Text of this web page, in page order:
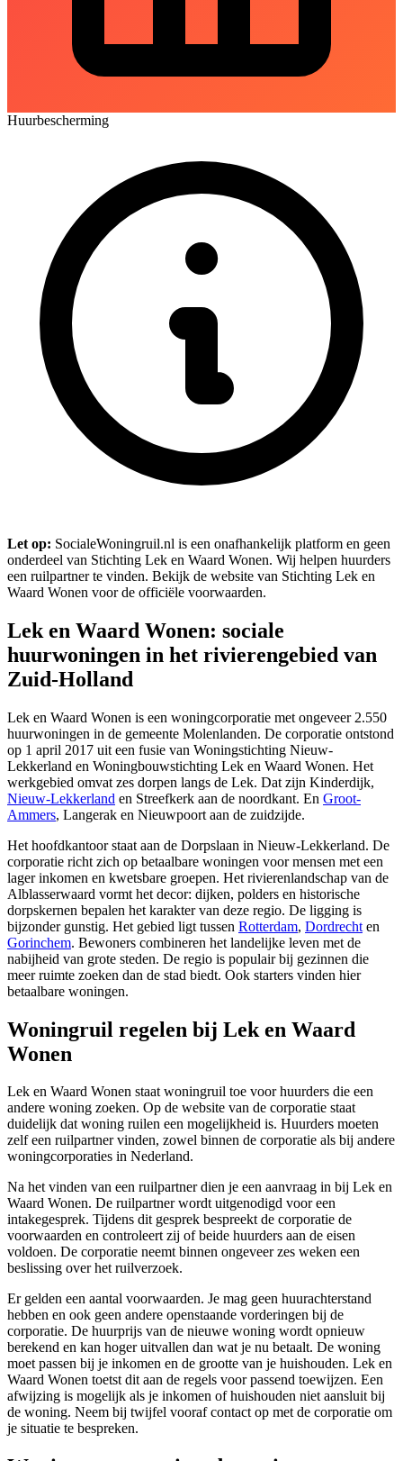
Huurbescherming
Let op: SocialeWoningruil.nl is een onafhankelijk platform en geen
onderdeel van Stichting Lek en Waard Wonen. Wij helpen huurders
een ruilpartner te vinden. Bekijk de website van Stichting Lek en
Waard Wonen voor de officiële voorwaarden.
Lek en Waard Wonen: sociale
huurwoningen in het rivierengebied van
Zuid-Holland
Lek en Waard Wonen is een woningcorporatie met ongeveer 2.550
huurwoningen in de gemeente Molenlanden. De corporatie ontstond
op 1 april 2017 uit een fusie van Woningstichting Nieuw-
Lekkerland en Woningbouwstichting Lek en Waard Wonen. Het
werkgebied omvat zes dorpen langs de Lek. Dat zijn Kinderdijk,
Nieuw-Lekkerland en Streefkerk aan de noordkant. En Groot-
Ammers, Langerak en Nieuwpoort aan de zuidzijde.
Het hoofdkantoor staat aan de Dorpslaan in Nieuw-Lekkerland. De
corporatie richt zich op betaalbare woningen voor mensen met een
lager inkomen en kwetsbare groepen. Het rivierenlandschap van de
Alblasserwaard vormt het decor: dijken, polders en historische
dorpskernen bepalen het karakter van deze regio. De ligging is
bijzonder gunstig. Het gebied ligt tussen Rotterdam, Dordrecht en
Gorinchem. Bewoners combineren het landelijke leven met de
nabijheid van grote steden. De regio is populair bij gezinnen die
meer ruimte zoeken dan de stad biedt. Ook starters vinden hier
betaalbare woningen.
Woningruil regelen bij Lek en Waard
Wonen
Lek en Waard Wonen staat woningruil toe voor huurders die een
andere woning zoeken. Op de website van de corporatie staat
duidelijk dat woning ruilen een mogelijkheid is. Huurders moeten
zelf een ruilpartner vinden, zowel binnen de corporatie als bij andere
woningcorporaties in Nederland.
Na het vinden van een ruilpartner dien je een aanvraag in bij Lek en
Waard Wonen. De ruilpartner wordt uitgenodigd voor een
intakegesprek. Tijdens dit gesprek bespreekt de corporatie de
voorwaarden en controleert zij of beide huurders aan de eisen
voldoen. De corporatie neemt binnen ongeveer zes weken een
beslissing over het ruilverzoek.
Er gelden een aantal voorwaarden. Je mag geen huurachterstand
hebben en ook geen andere openstaande vorderingen bij de
corporatie. De huurprijs van de nieuwe woning wordt opnieuw
berekend en kan hoger uitvallen dan wat je nu betaalt. De woning
moet passen bij je inkomen en de grootte van je huishouden. Lek en
Waard Wonen toetst dit aan de regels voor passend toewijzen. Een
afwijzing is mogelijk als je inkomen of huishouden niet aansluit bij
de woning. Neem bij twijfel vooraf contact op met de corporatie om
je situatie te bespreken.